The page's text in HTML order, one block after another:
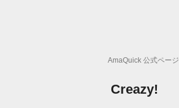
AmaQuick 公式ページ
Creazy!